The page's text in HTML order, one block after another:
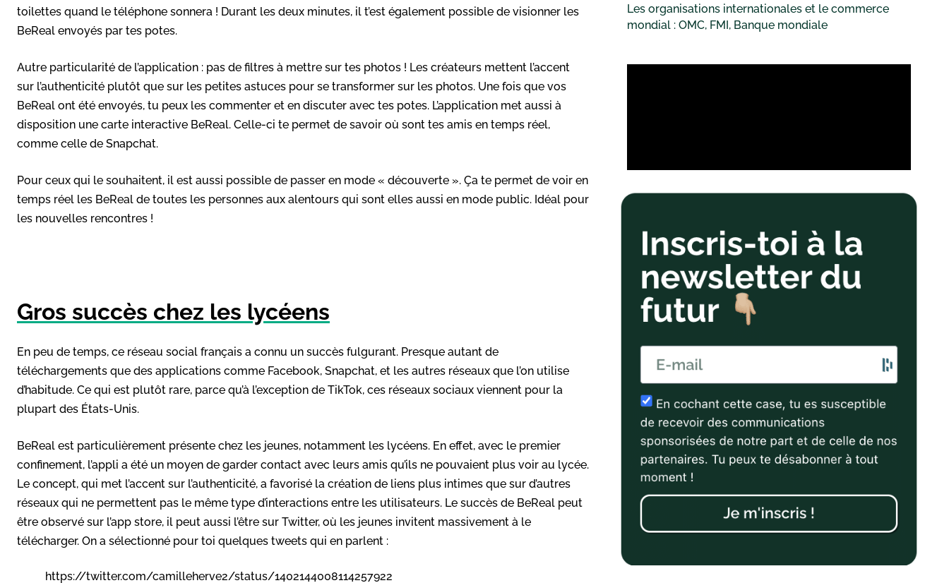
toilettes quand le téléphone sonnera ! Durant les deux minutes, il t’est également possible de visionner les
BeReal envoyés par tes potes.
Autre particularité de l’application : pas de filtres à mettre sur tes photos ! Les créateurs mettent l’accent
sur l’authenticité plutôt que sur les petites astuces pour se transformer sur les photos. Une fois que vos
BeReal ont été envoyés, tu peux les commenter et en discuter avec tes potes. L’application met aussi à
disposition une carte interactive BeReal. Celle-ci te permet de savoir où sont tes amis en temps réel,
comme celle de Snapchat.
Pour ceux qui le souhaitent, il est aussi possible de passer en mode « découverte ». Ça te permet de voir en
temps réel les BeReal de toutes les personnes aux alentours qui sont elles aussi en mode public. Idéal pour
les nouvelles rencontres !
Gros succès chez les lycéens
En peu de temps, ce réseau social français a connu un succès fulgurant. Presque autant de
téléchargements que des applications comme Facebook, Snapchat, et les autres réseaux que l’on utilise
d’habitude. Ce qui est plutôt rare, parce qu’à l’exception de TikTok, ces réseaux sociaux viennent pour la
plupart des États-Unis.
BeReal est particulièrement présente chez les jeunes, notamment les lycéens. En effet, avec le premier
confinement, l’appli a été un moyen de garder contact avec leurs amis qu’ils ne pouvaient plus voir au lycée.
Le concept, qui met l’accent sur l’authenticité, a favorisé la création de liens plus intimes que sur d’autres
réseaux qui ne permettent pas le même type d’interactions entre les utilisateurs. Le succès de BeReal peut
être observé sur l’app store, il peut aussi l’être sur Twitter, où les jeunes invitent massivement à le
télécharger. On a sélectionné pour toi quelques tweets qui en parlent :
https://twitter.com/camilleherve2/status/1402144008114257922
Les organisations internationales et le commerce
mondial : OMC, FMI, Banque mondiale